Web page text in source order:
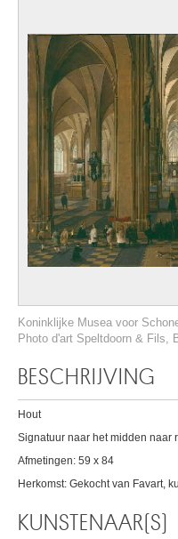
Koninklijke Musea voor
Photo d'art Speltdoorn & Fils,
BESCHRIJVING
Hout
Signatuur naar het midden naar
Afmetingen: 59 x 84
Herkomst: Gekocht van Favart,
KUNSTENAAR(S)